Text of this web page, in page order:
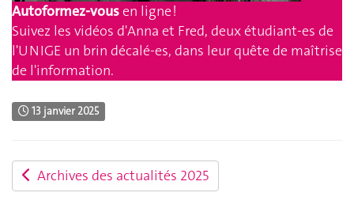
Autoformez-vousen ligne !
Suivez les vidéos d'Anna et Fred, deux étudiant-es de
l'UNIGE un brin décalé-es, dans leur quête de maîtrise
de l'information.
13 janvier 2025
Archives des actualités 2025